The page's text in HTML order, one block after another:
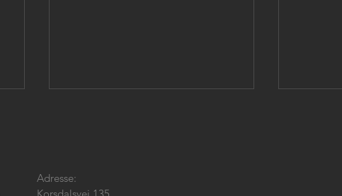
Adresse: